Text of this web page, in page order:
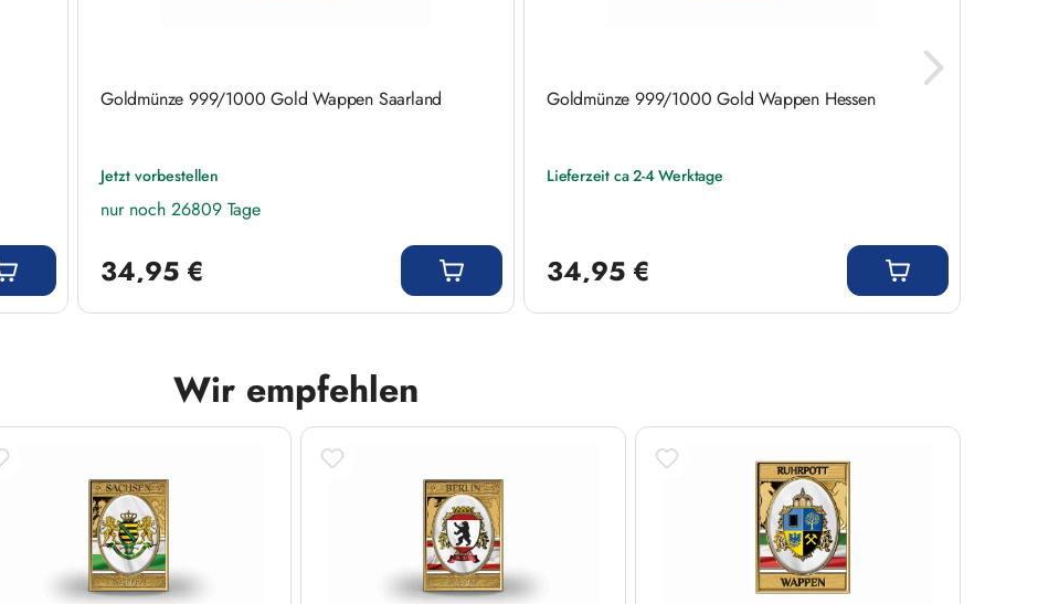
Goldmünze 999/1000 Gold Wappen Saarland
Jetzt vorbestellen
nur noch 26809 Tage
34,95 €
Goldmünze 999/1000 Gold Wappen Hessen
Lieferzeit ca 2-4 Werktage
34,95 €
Wir empfehlen